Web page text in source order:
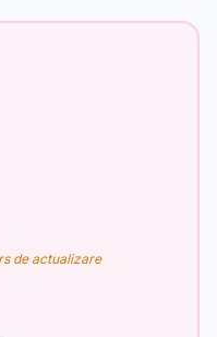
de actualizare